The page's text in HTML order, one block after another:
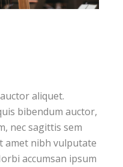
aliquet.
bibendum auctor,
nec sagittis sem
amet nibh vulputate
accumsan ipsum